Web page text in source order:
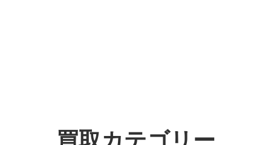
買取カテゴリー